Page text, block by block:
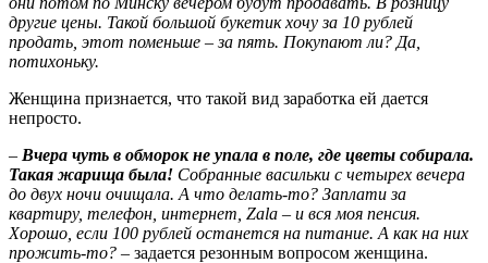
другие цены. Такой большой букетик хочу за 10 рублей
продать, этот поменьше – за пять. Покупают ли? Да,
потихоньку.
Женщина признается, что такой вид заработка ей дается
непросто.
– Вчера чуть в обморок не упала в поле, где цветы собирала.
Такая жарища была! Собранные васильки с четырех вечера
до двух ночи очищала. А что делать-то? Заплати за
квартиру, телефон, интернет, Zala – и вся моя пенсия.
Хорошо, если 100 рублей останется на питание. А как на них
прожить-то? – задается резонным вопросом женщина.